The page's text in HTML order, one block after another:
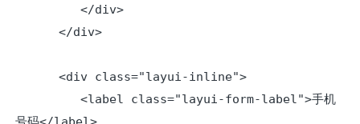
</div>
</div>
<div class="layui-inline">
<label class="layui-form-label">手机